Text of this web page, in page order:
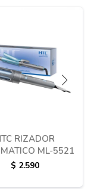
RIZADOR
ML-5521
$ 2.590